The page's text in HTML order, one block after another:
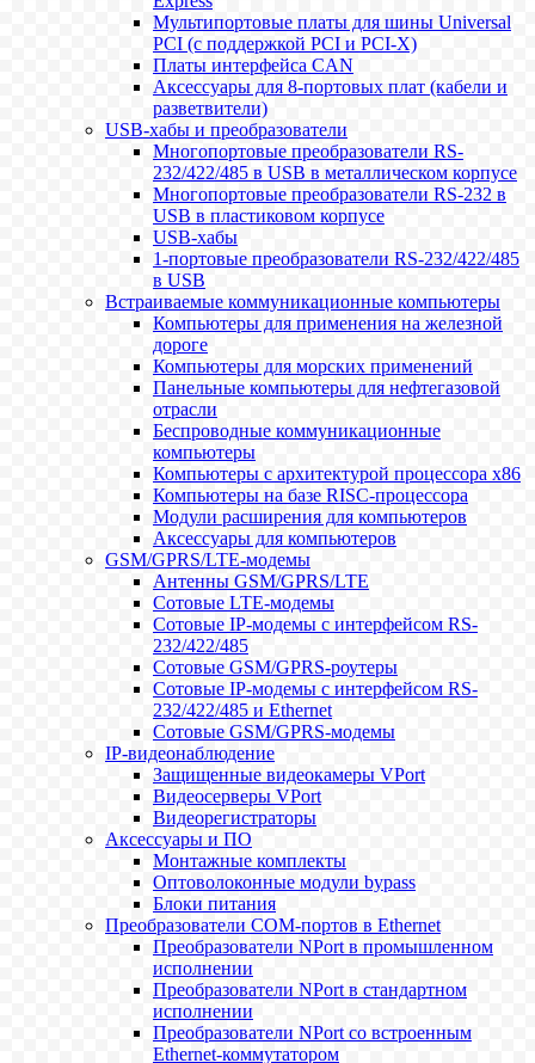
Мультипортовые платы для шины Universal
PCI (с поддержкой PCI и PCI-X)
Платы интерфейса CAN
Аксессуары для 8-портовых плат (кабели и
разветвители)
USB-хабы и преобразователи
Многопортовые преобразователи RS-
232/422/485 в USB в металлическом корпусе
Многопортовые преобразователи RS-232 в
USB в пластиковом корпусе
USB-хабы
1-портовые преобразователи RS-232/422/485
в USB
Встраиваемые коммуникационные компьютеры
Компьютеры для применения на железной
дороге
Компьютеры для морских применений
Панельные компьютеры для нефтегазовой
отрасли
Беспроводные коммуникационные
компьютеры
Компьютеры с архитектурой процессора x86
Компьютеры на базе RISC-процессора
Модули расширения для компьютеров
Аксессуары для компьютеров
GSM/GPRS/LTE-модемы
Антенны GSM/GPRS/LTE
Сотовые LTE-модемы
Сотовые IP-модемы с интерфейсом RS-
232/422/485
Сотовые GSM/GPRS-роутеры
Сотовые IP-модемы с интерфейсом RS-
232/422/485 и Ethernet
Сотовые GSM/GPRS-модемы
IP-видеонаблюдение
Защищенные видеокамеры VPort
Видеосерверы VPort
Видеорегистраторы
Аксессуары и ПО
Монтажные комплекты
Оптоволоконные модули bypass
Блоки питания
Преобразователи COM-портов в Ethernet
Преобразователи NPort в промышленном
исполнении
Преобразователи NPort в стандартном
исполнении
Преобразователи NPort со встроенным
Ethernet-коммутатором